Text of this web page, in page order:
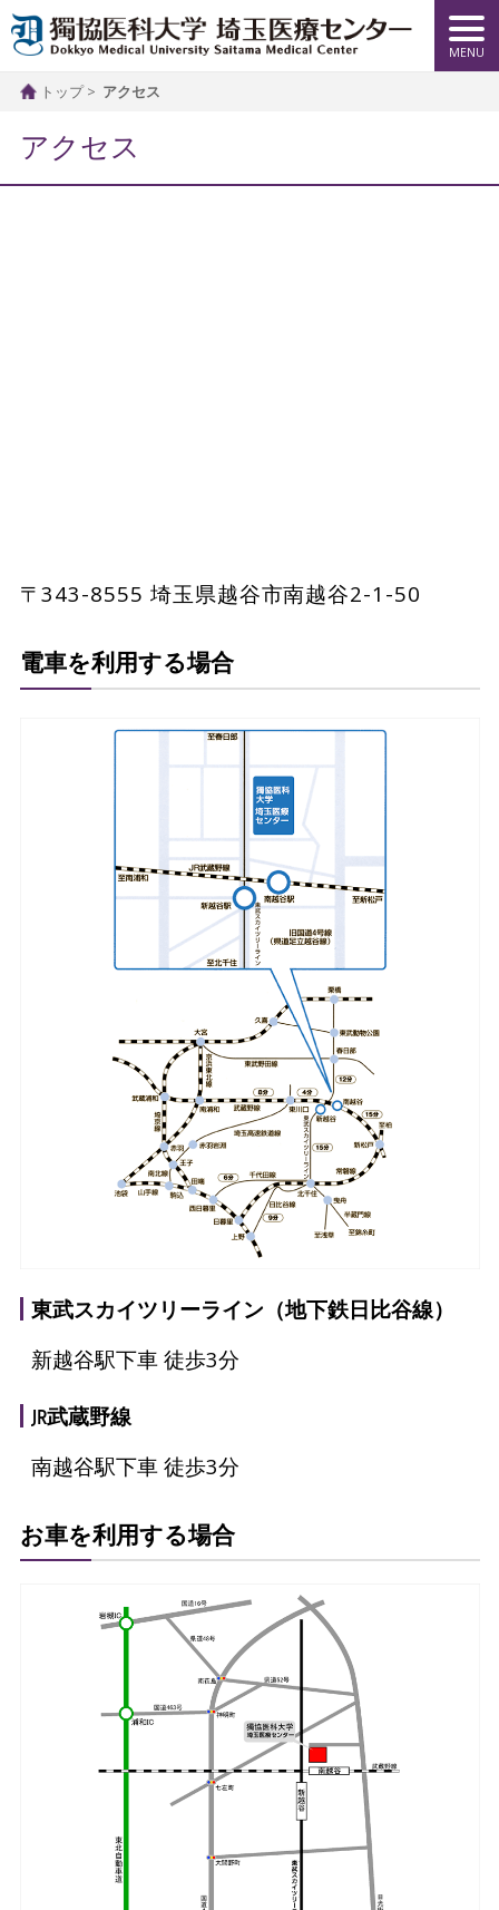
トップ アクセス
アクセス
〒343-8555 埼玉県越谷市南越谷2-1-50
電車を利用する場合
東武スカイツリーライン（地下鉄日比谷線）
新越谷駅下車 徒歩3分
JR武蔵野線
南越谷駅下車 徒歩3分
お車を利用する場合